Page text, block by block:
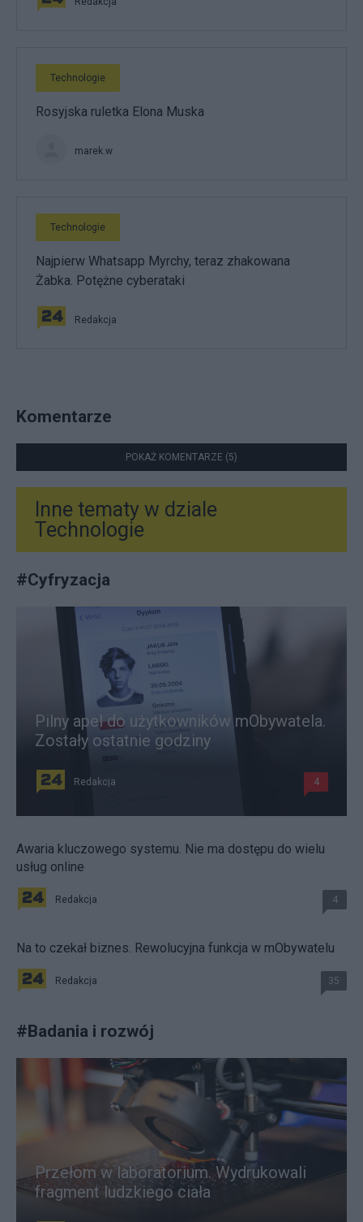
Technologie
Rosyjska ruletka Elona Muska
marek.w
Technologie
Najpierw Whatsapp Myrchy, teraz zhakowana
Żabka. Potężne cyberataki
Redakcja
Komentarze
POKAŻ KOMENTARZE (5)
Inne tematy w dziale
Technologie
#Cyfryzacja
Pilny apel do użytkowników mObywatela.
Zostały ostatnie godziny
Redakcja 4
Awaria kluczowego systemu. Nie ma dostępu do wielu
usług online
Redakcja 4
Na to czekał biznes. Rewolucyjna funkcja w mObywatelu
Redakcja 35
#Badania i rozwój
Przełom w laboratorium. Wydrukowali
fragment ludzkiego ciała